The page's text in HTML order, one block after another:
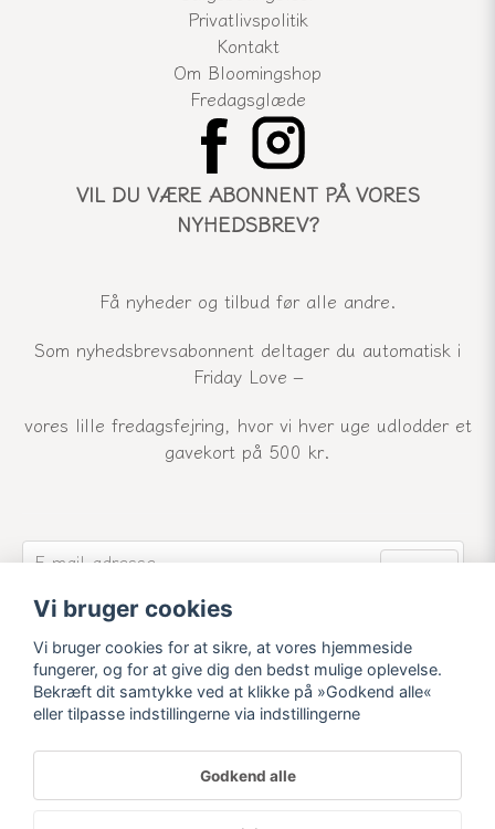
Privatlivspolitik
Kontakt
Om Bloomingshop
Fredagsglæde
VIL DU VÆRE ABONNENT PÅ VORES
NYHEDSBREV?
Få nyheder og tilbud før alle andre.
Som nyhedsbrevsabonnent deltager du automatisk i
Friday Love –
vores lille fredagsfejring, hvor vi hver uge udlodder et
gavekort på 500 kr.
emailE-mail-adresse
Tilmeld dig vores nyhedsbrev og modtag vores
seneste nyheder og tilbud.
Powered by Nyehandel AB
Vi bruger cookies
Vi bruger cookies for at sikre, at vores hjemmeside
fungerer, og for at give dig den bedst mulige oplevelse.
Bekræft dit samtykke ved at klikke på »Godkend alle«
eller tilpasse indstillingerne via indstillingerne
Godkend alle